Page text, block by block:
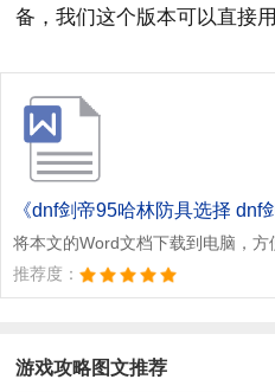
备，我们这个版本可以直接
将本文的Word文档下载到电脑，方
推荐度：
游戏攻略图文推荐